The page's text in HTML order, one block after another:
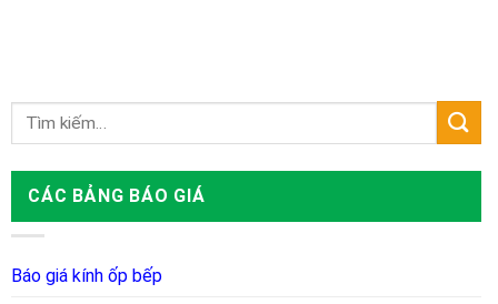
CÁC BẢNG BÁO GIÁ
Báo giá kính ốp bếp